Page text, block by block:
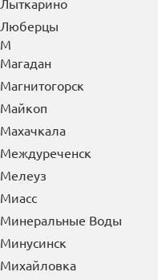
Лысьва
Лыткарино
Люберцы
М
Магадан
Магнитогорск
Майкоп
Махачкала
Междуреченск
Мелеуз
Миасс
Минеральные Воды
Минусинск